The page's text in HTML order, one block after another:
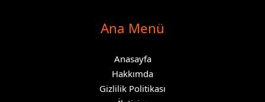
Ana Menü
Anasayfa
Hakkımda
Gizlilik Politikası